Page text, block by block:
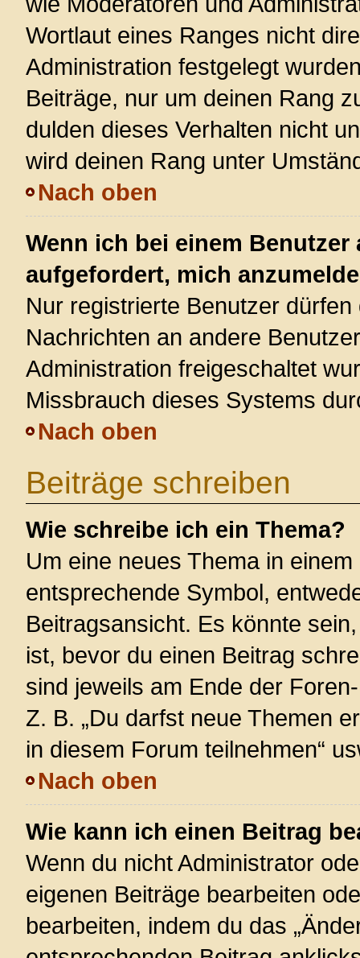
Wortlaut eines Ranges nicht
Administration festgelegt
Beiträge, nur um deinen Rang
dulden dieses Verhalten nicht
wird deinen Rang unter
Nach oben
Wenn ich bei einem
aufgefordert, mich
Nur registrierte Benutzer
Nachrichten an andere
Administration freigeschaltet
Missbrauch dieses Systems
Nach oben
Beiträge schreiben
Wie schreibe ich ein Thema?
Um eine neues Thema in
entsprechende Symbol,
Beitragsansicht. Es könnte
ist, bevor du einen Beitrag
sind jeweils am Ende der
Z. B. „Du darfst neue Themen
in diesem Forum teilnehmen“
Nach oben
Wie kann ich einen Beitrag
Wenn du nicht Administrator
eigenen Beiträge bearbeiten
bearbeiten, indem du das